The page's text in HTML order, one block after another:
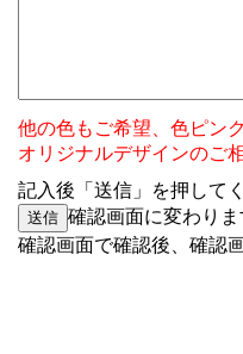
他の色もご希望、色ピ
オリジナルデザインのご
記入後「送信」を押し
確認画面に変わりま
確認画面で確認後、